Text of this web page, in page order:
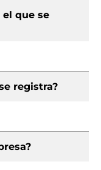
que se
registra?